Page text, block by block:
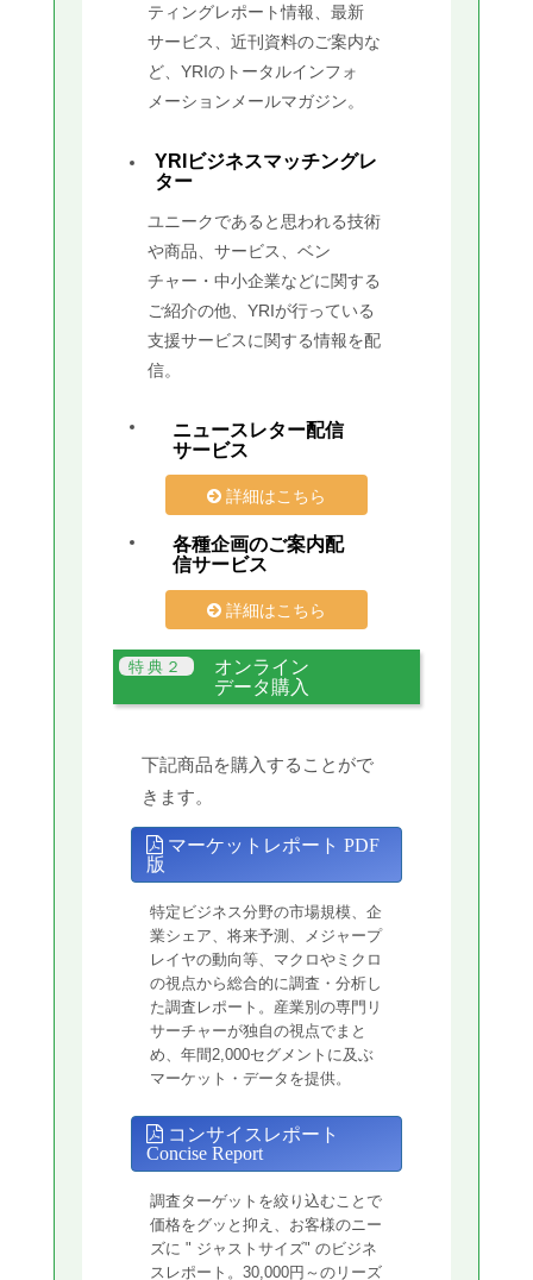
ティングレポート情報、最新
サービス、近刊資料のご案内な
ど、YRIのトータルインフォ
メーションメールマガジン。
YRIビジネスマッチングレ
ター
ユニークであると思われる技術
や商品、サービス、ベン
チャー・中小企業などに関する
ご紹介の他、YRIが行っている
支援サービスに関する情報を配
信。
ニュースレター配信
サービス
詳細はこちら
各種企画のご案内配
信サービス
詳細はこちら
オンライン
データ購入
下記商品を購入することがで
きます。
マーケットレポート PDF
版
特定ビジネス分野の市場規模、企
業シェア、将来予測、メジャープ
レイヤの動向等、マクロやミクロ
の視点から総合的に調査・分析し
た調査レポート。産業別の専門リ
サーチャーが独自の視点でまと
め、年間2,000セグメントに及ぶ
マーケット・データを提供。
コンサイスレポート
Concise Report
調査ターゲットを絞り込むことで
価格をグッと抑え、お客様のニー
ズに " ジャストサイズ" のビジネ
スレポート。30,000円～のリーズ